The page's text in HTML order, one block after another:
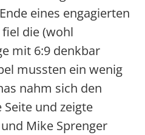
eines engagierten
die (wohl
mit 6:9 denkbar
mussten ein wenig
nahm sich den
und zeigte
Mike Sprenger